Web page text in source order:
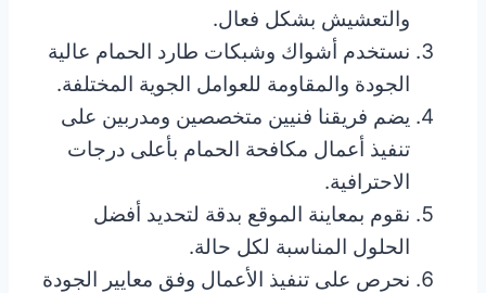
والتعشيش بشكل فعال.
نستخدم أشواك وشبكات طارد الحمام عالية
الجودة والمقاومة للعوامل الجوية المختلفة.
يضم فريقنا فنيين متخصصين ومدربين على
تنفيذ أعمال مكافحة الحمام بأعلى درجات
الاحترافية.
نقوم بمعاينة الموقع بدقة لتحديد أفضل
الحلول المناسبة لكل حالة.
نحرص على تنفيذ الأعمال وفق معايير الجودة